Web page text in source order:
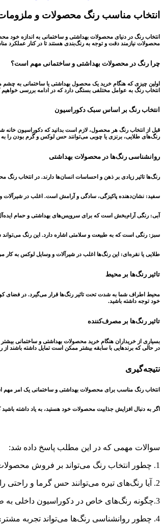
انتخاب مناسب رنگ محصولات و
انتخاب رنگ در دنیای محصولات بهداشتی و ساختمانی به اندازه خود
محصولات نیازمند دقت و توجه به رنگ‌بندی هستند تا در کنار عملکرد
چرا رنگ در محصولات بهداشتی و ساختمانی مهم است؟
اولین چیزی که هنگام خرید یک محصول بهداشتی یا ساختمانی به
انتخاب رنگ به عوامل مختلفی بستگی دارد که در ادامه بررسی خواهیم
انتخاب رنگ بر اساس سبک دکوراسیون
قبل از انتخاب رنگ هر محصول، لازم است بدانید که دکوراسیون خانه
رنگ‌های طلایی، برنزی یا چوبی می‌توانند حس لوکس و گرم بودن را به
روانشناسی رنگ‌ها در محصولات بهداشتی
رنگ‌ها تاثیر زیادی بر ذهن و احساسات انسان‌ها دارند. در انتخاب رنگ
سفید: نشان‌دهنده پاکیزگی، سادگی و آرامش است. اغلب در شیرآلات
آبی: رنگی آرام‌بخش است که برای سرویس‌های بهداشتی و حمام
سبز: رنگی است که به طبیعت و سلامتی اشاره دارد. این رنگ
طلایی یا نقره‌ای: این رنگ‌ها اغلب در شیرآلات و وسایل لوکس به
تاثیر رنگ‌ها بر محیط
محیط اطراف شما به شدت تحت تاثیر رنگ‌ها قرار می‌گیرد. در فضای
خود توجه داشته باشید.
تاثیر رنگ‌ها بر مصرف‌کننده
بسیاری از خریداران هنگام خرید محصولات بهداشتی و ساختمانی
در حالی که برندهایی با سابقه بیشتر ممکن است تمایل داشته باشند از
نتیجه‌گیری
انتخاب رنگ مناسب برای محصولات بهداشتی و ساختمانی یک امر مهم
اگر به دنبال افزایش جذابیت محصولات خود هستید، به یاد داشته
سوالات مهمی که در این مطلب پاسخ داده شد‌:
1. چطور انتخاب رنگ می‌تواند بر فروش محصولات بهداشتی تاثیر بگذارد؟
2. آیا رنگ‌های تیره می‌توانند حس گرما و راحتی را در سرویس بهداشتی ایجاد کنند؟
3.چگونه رنگ‌های خاص در دکوراسیون داخلی به طراحی ساختمان کمک می‌کنند؟
4. چطور روانشناسی رنگ‌ها می‌تواند تجربه مشتری را در خرید محصولات بهداشتی بهبود دهد؟